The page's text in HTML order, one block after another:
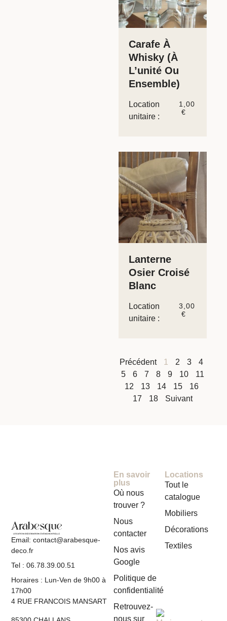
Carafe À
Whisky (à
L’unité Ou
Ensemble)
Location
unitaire :
1,00
€
Lanterne
Osier Croisé
Blanc
Location
unitaire :
3,00
€
Précédent 1 2 3
4
5
6 7 8 9 10
11
12
13 14 15
16
17
18 Suivant
Email: contact@arabesque-
deco.fr
Tel : 06.78.39.00.51
Horaires : Lun-Ven de 9h00 à
17h00
4 RUE FRANCOIS MANSART
Locations
Tout le
catalogue
Mobiliers
Décorations
Textiles
En savoir
plus
Où nous
trouver ?
Nous
contacter
Nos avis
Google
Politique de
confidentialité
Retrouvez-
nous sur